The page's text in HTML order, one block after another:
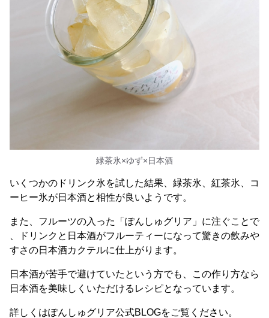
緑茶氷×ゆず×日本酒
いくつかのドリンク氷を試した結果、緑茶氷、紅茶氷、コ
ーヒー氷が日本酒と相性が良いようです。
また、フルーツの入った「ぽんしゅグリア」に注ぐことで
、ドリンクと日本酒がフルーティーになって驚きの飲みや
すさの日本酒カクテルに仕上がります。
日本酒が苦手で避けていたという方でも、この作り方なら
日本酒を美味しくいただけるレシピとなっています。
詳しくはぽんしゅグリア公式BLOGをご覧ください。